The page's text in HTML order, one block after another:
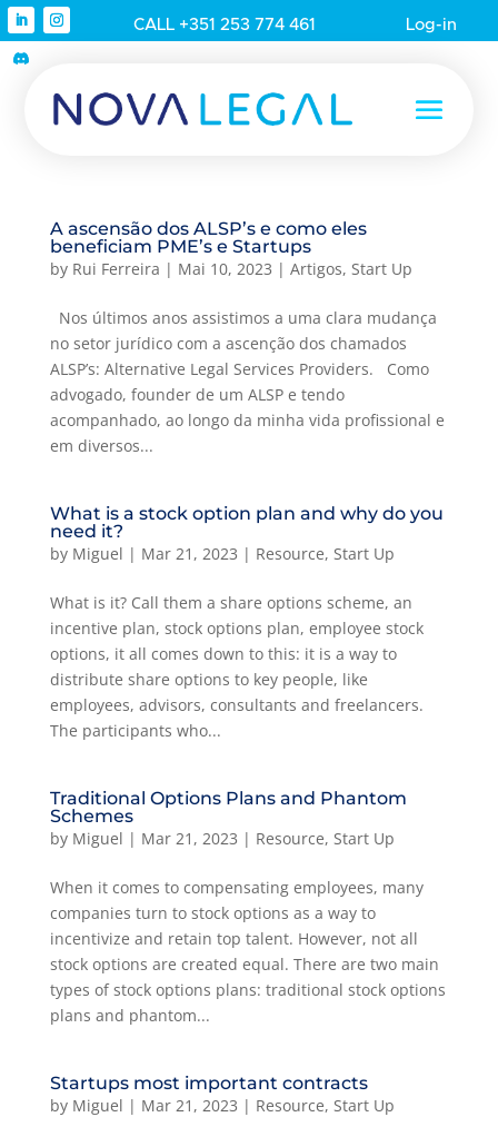
CALL +351 253 774 461 Log-in
A ascensão dos ALSP’s e como eles
beneficiam PME’s e Startups
by Rui Ferreira | Mai 10, 2023 | Artigos, Start Up
Nos últimos anos assistimos a uma clara mudança
no setor jurídico com a ascenção dos chamados
ALSP’s: Alternative Legal Services Providers. Como
advogado, founder de um ALSP e tendo
acompanhado, ao longo da minha vida profissional e
em diversos...
What is a stock option plan and why do you
need it?
by Miguel | Mar 21, 2023 | Resource, Start Up
What is it? Call them a share options scheme, an
incentive plan, stock options plan, employee stock
options, it all comes down to this: it is a way to
distribute share options to key people, like
employees, advisors, consultants and freelancers.
The participants who...
Traditional Options Plans and Phantom
Schemes
by Miguel | Mar 21, 2023 | Resource, Start Up
When it comes to compensating employees, many
companies turn to stock options as a way to
incentivize and retain top talent. However, not all
stock options are created equal. There are two main
types of stock options plans: traditional stock options
plans and phantom...
Startups most important contracts
by Miguel | Mar 21, 2023 | Resource, Start Up